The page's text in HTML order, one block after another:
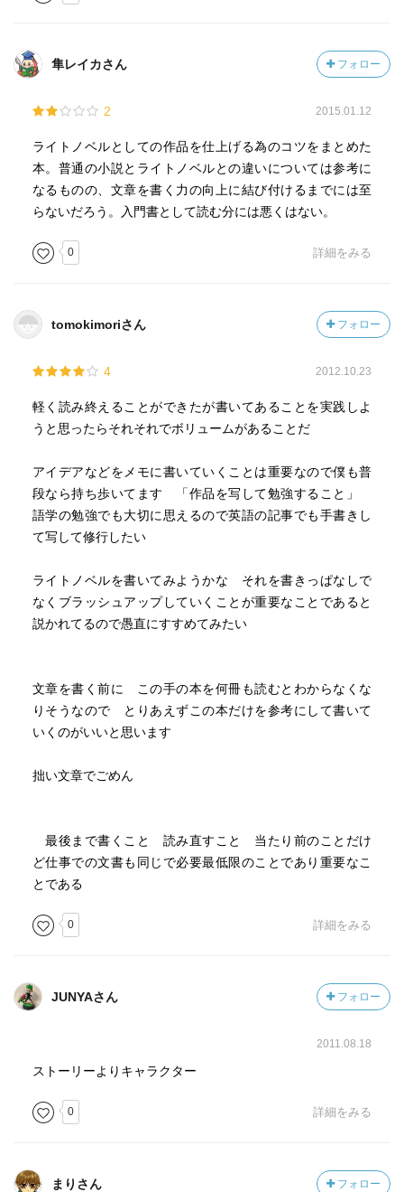
最初に作家さんのことやら、ネタを作り出すことを事前知
識として述べ、
次がメイン、書き方についてかなりページを割いている。
イトルや出だしについて。
最後に推敲の仕方。おまけにコンテストへの応募について
も書いてある。
いと思う。
か？
当然、ライトノベルを書きたい人向け。ただ、物書きに興
隼レイカさん フォロー
2 2015.01.12
ライトノベルとしての作品を仕上げる為のコツをまとめた
本。普通の小説とライトノベルとの違いについては参考に
なるものの、文章を書く力の向上に結び付けるまでには至
らないだろう。入門書として読む分には悪くはない。
0 詳細をみる
tomokimoriさん フォロー
4 2012.10.23
軽く読み終えることができたが書いてあることを実践しよ
うと思ったらそれそれでボリュームがあることだ
アイデアなどをメモに書いていくことは重要なので僕も普
段なら持ち歩いてます 「作品を写して勉強すること」
語学の勉強でも大切に思えるので英語の記事でも手書きし
て写して修行したい
ライトノベルを書いてみようかな それを書きっぱなしで
なくブラッシュアップしていくことが重要なことであると
説かれてるので愚直にすすめてみたい
文章を書く前に この手の本を何冊も読むとわからなくな
りそうなので とりあえずこの本だけを参考にして書いて
いくのがいいと思います
拙い文章でごめん
最後まで書くこと 読み直すこと 当たり前のことだけ
ど仕事での文書も同じで必要最低限のことであり重要なこ
とである
0 詳細をみる
JUNYAさん フォロー
2011.08.18
ストーリーよりキャラクター
0 詳細をみる
まりさん フォロー